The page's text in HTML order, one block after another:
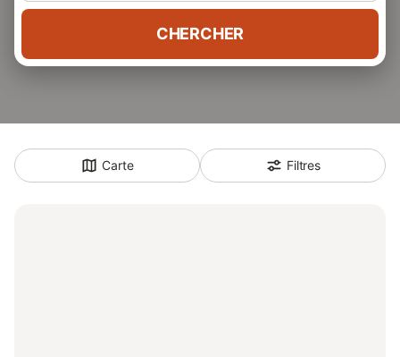
CHERCHER
Carte Filtres